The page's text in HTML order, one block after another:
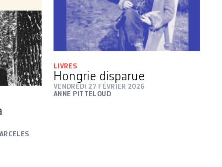
LIVRES
Hongrie disparue
VENDREDI 27 FÉVRIER 2026
ANNE PITTELOUD